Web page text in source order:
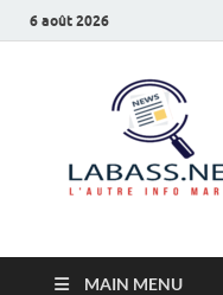
6 août 2026
MAIN MENU